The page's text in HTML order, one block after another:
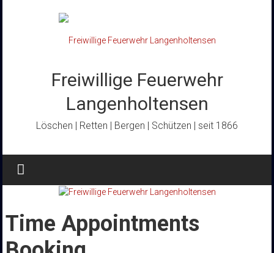
Freiwillige Feuerwehr
Langenholtensen
Löschen | Retten | Bergen | Schützen | seit 1866
Time Appointments